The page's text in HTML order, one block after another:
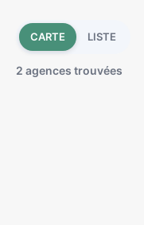
CARTE LISTE
2 agences trouvées